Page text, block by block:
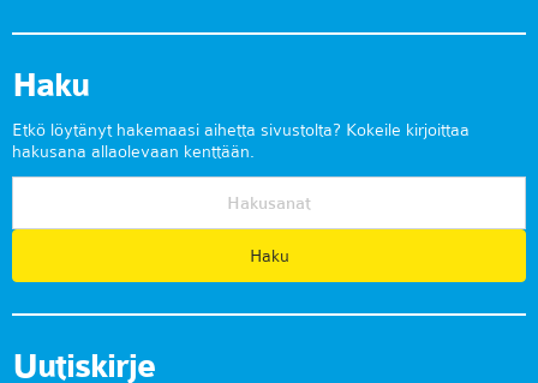
Haku
Etkö löytänyt hakemaasi aihetta sivustolta? Kokeile kirjoittaa
hakusana allaolevaan kenttään.
Uutiskirje